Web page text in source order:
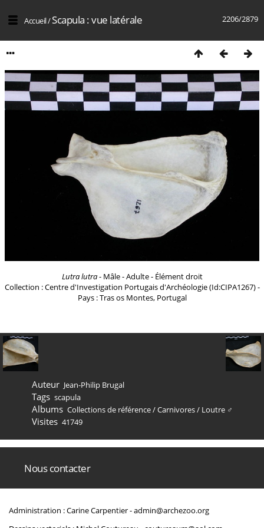
2206/2879
Accueil/Scapula : vue latérale
Lutra lutra- Mâle - Adulte - Élément droit
Collection : Centre d'Investigation Portugais d'Archéologie (Id:CIPA1267) -
Pays : Tras os Montes, Portugal
Auteur Jean-Philip Brugal
Tags scapula
Albums Collections de référence/Carnivores/ Loutre ♂
Visites 41749
Nous contacter
Administration : Carine Carpentier -admin@archezoo.org